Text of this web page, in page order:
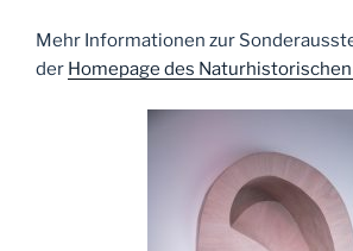
Mehr Informationen zur
der Homepage des